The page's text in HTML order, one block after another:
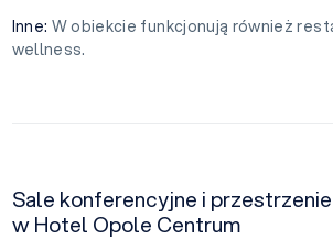
Inne: W obiekcie funkcjonują również
wellness.
Sale konferencyjne i
w Hotel Opole Centrum